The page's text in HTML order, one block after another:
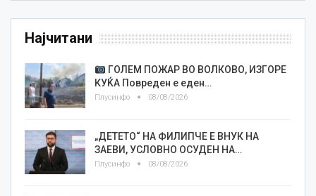
Најчитани
ГОЛЕМ ПОЖАР ВО ВОЛКОВО, ИЗГОРЕ
КУЌА Повреден е еден…
Плусинфо 08/08/2026
„ДЕТЕТО“ НА ФИЛИПЧЕ Е ВНУК НА
ЗАЕВИ, УСЛОВНО ОСУДЕН НА…
Плусинфо 08/08/2026